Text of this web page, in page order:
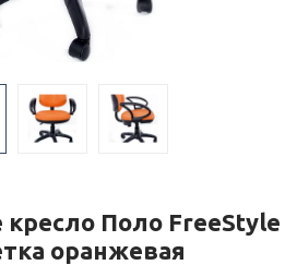
Поло FreeStyle
оранжевая